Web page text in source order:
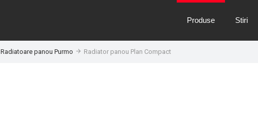
Produse Stiri
Radiatoare panou Purmo Radiator panou Plan Compact